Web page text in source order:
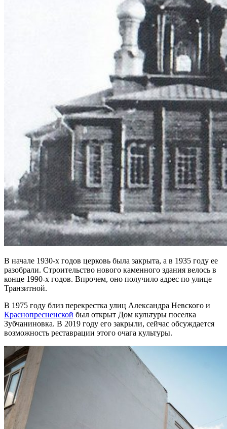
В начале 1930-х годов церковь была закрыта, а в 1935 году ее
разобрали. Строительство нового каменного здания велось в
конце 1990-х годов. Впрочем, оно получило адрес по улице
Транзитной.
В 1975 году близ перекрестка улиц Александра Невского и
Краснопресненской был открыт Дом культуры поселка
Зубчаниновка. В 2019 году его закрыли, сейчас обсуждается
возможность реставрации этого очага культуры.